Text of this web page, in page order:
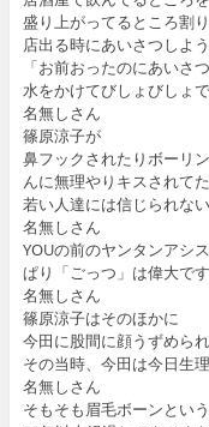
盛り上がってるところ割
店出る時にあいさつしよ
「お前おったのにあいさ
水をかけてびしょびしょ
名無しさん
篠原涼子が
鼻フックされたりボーリ
んに無理やりキスされて
若い人達には信じられな
名無しさん
YOUの前のヤンタンアシ
ぱり「ごっつ」は偉大です
名無しさん
篠原涼子はそのほかに
今田に股間に顔うずめられ
その当時、今田は今日生
名無しさん
そもそも眉毛ボーンとい